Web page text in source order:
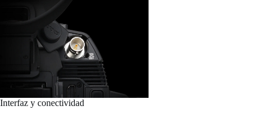
Interfaz y conectividad